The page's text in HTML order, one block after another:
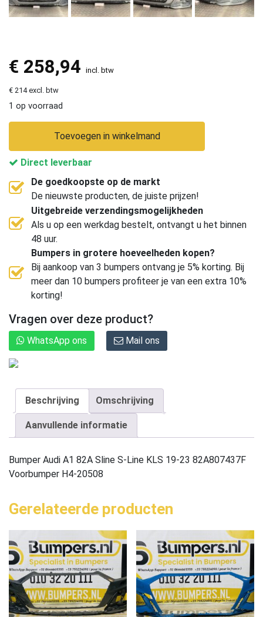
€ 258,94 incl. btw
€ 214 excl. btw
1 op voorraad
Toevoegen in winkelmand
Direct leverbaar
De goedkoopste op de markt
De nieuwste producten, de juiste prijzen!
Uitgebreide verzendingsmogelijkheden
Als u op een werkdag bestelt, ontvangt u het binnen
48 uur.
Bumpers in grotere hoeveelheden kopen?
Bij aankoop van 3 bumpers ontvang je 5% korting. Bij
meer dan 10 bumpers profiteer je van een extra 10%
korting!
Vragen over deze product?
WhatsApp ons Mail ons
Beschrijving Omschrijving
Aanvullende informatie
Bumper Audi A1 82A Sline S-Line KLS 19-23 82A807437F
Voorbumper H4-20508
Gerelateerde producten